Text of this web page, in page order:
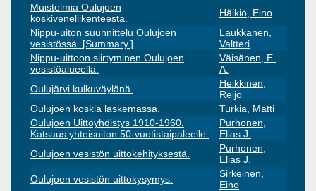
Muistelmia Oulujoen
koskiveneliikenteestä.
Häikiö, Eino
Nippu-uiton suunnittelu Oulujoen
vesistössä. [Summary.]
Laukkanen,
Valtteri
Nippu-uittoon siirtyminen Oulujoen
vesistöalueella.
Väisänen, E.
A.
Oulujärvi kulkuväylänä.
Heikkinen,
Reijo
Oulujoen koskia laskemassa.
Turkia, Matti
Oulujoen Uittoyhdistys 1910-1960.
Katsaus yhteisuiton 50-vuotistaipaleelle.
Purhonen,
Elias J.
Oulujoen vesistön uittokehityksestä.
Purhonen,
Elias J.
Oulujoen vesistön uittokysymys.
Sirkeinen,
Eino